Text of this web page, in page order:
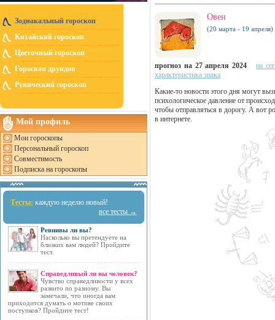
Зодиакальный гороскоп
Китайский гороскоп
Цветочный гороскоп
Гороскоп друидов
Рунический гороскоп
Мой профиль
Мои гороскопы
Персональный гороскоп
Совместимость
Подписка на гороскопы
Тесты: каждую неделю новый!
все тесты →
Ревнивы ли вы?
Насколько вы претендуете на
близких вам людей? Пройдите
тест.
Справедливый ли вы человек?
Чувство справедливости у всех
развито по разному. Вы
замечали, что иногда вам
приходится думать о мотиве своих
поступков? Пройдите тест!
Овен
(20 марта - 19 апреля)
прогноз на 27 апреля 2024
на
характеристика знака
Какие-то новости этого дня могут
психологическое давление от
чтобы отправляться в дорогу. А вот
в интернете.